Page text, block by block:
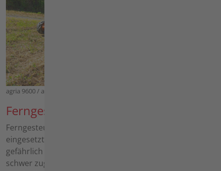
agria 9600 / agria 9500
Ferngesteuerte Maschinen
Ferngesteuerte Maschinen können überall dort
eingesetzt werden, wo die Arbeit für Menschen zu
gefährlich oder zu mühsam ist. Egal ob Steilhang,
schwer zugängliche Flächen oder unsicheres Gelände -